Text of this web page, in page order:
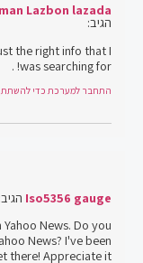
Lazbon lazada
הגיב:
the right info that I
was searching for! .
התחבר למערכת כדי להשתתף
Iso5356 gauge הגיב:
News. Do you
News? I've been
there! Appreciate it